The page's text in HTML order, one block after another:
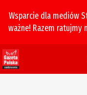
Wsparcie dla mediów
ważne! Razem ratujmy